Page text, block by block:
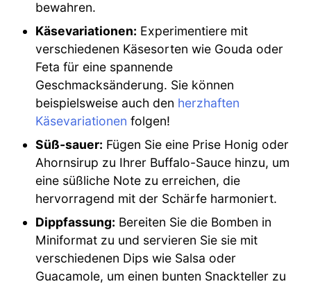
bewahren.
Käsevariationen: Experimentiere mit
verschiedenen Käsesorten wie Gouda oder
Feta für eine spannende
Geschmacksänderung. Sie können
beispielsweise auch den herzhaften
Käsevariationen folgen!
Süß-sauer: Fügen Sie eine Prise Honig oder
Ahornsirup zu Ihrer Buffalo-Sauce hinzu, um
eine süßliche Note zu erreichen, die
hervorragend mit der Schärfe harmoniert.
Dippfassung: Bereiten Sie die Bomben in
Miniformat zu und servieren Sie sie mit
verschiedenen Dips wie Salsa oder
Guacamole, um einen bunten Snackteller zu